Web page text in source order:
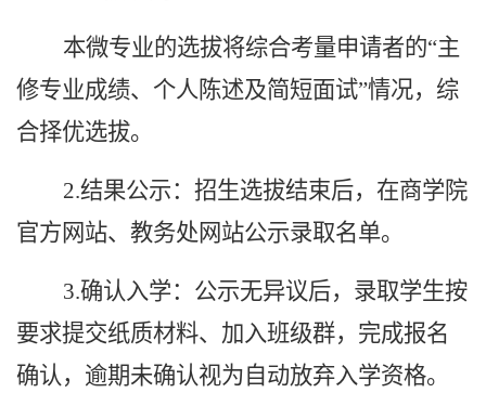
本微专业的选拔将综合考量申请者的“主
修专业成绩、个人陈述及简短面试”情况， 综
合择优选拔。
2.结果公示：招生选拔结束后，在商学院
官方网站、教务处网站公示录取名单。
3.确认入学：公示无异议后，录取学生按
要求提交纸质材料、加入班级群，完成报名
确认，逾期未确认视为自动放弃入学资格。